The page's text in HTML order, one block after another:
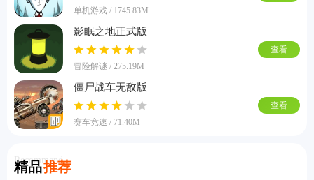
单机游戏 / 1745.83M
影眠之地正式版
冒险解谜 / 275.19M
查看
僵尸战车无敌版
赛车竞速 / 71.40M
查看
精品推荐
Recommend